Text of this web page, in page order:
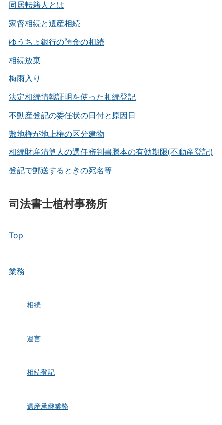
同居転籍人とは
家督相続と遺産相続
ゆうちょ銀行の預金の相続
相続放棄
梅雨入り
法定相続情報証明を使った相続登記
不動産登記の委任状の日付と原因日
敷地権が地上権の区分建物
相続財産清算人の選任審判書謄本の有効期限(不動産登記)
登記で郵送するときの宛名等
司法書士植村事務所
Top
業務
相続
遺言
相続登記
遺産承継業務